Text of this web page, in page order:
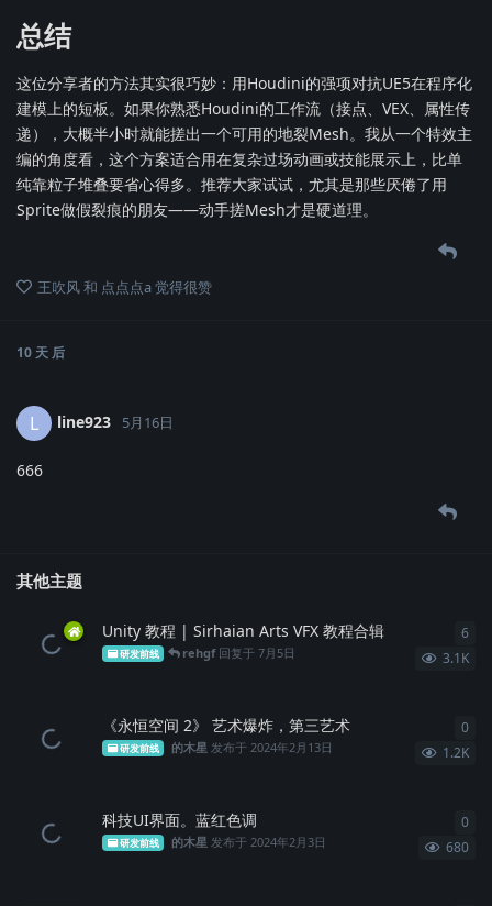
总结
这位分享者的方法其实很巧妙：用Houdini的强项对抗UE5在程序化
建模上的短板。如果你熟悉Houdini的工作流（接点、VEX、属性传
递），大概半小时就能搓出一个可用的地裂Mesh。我从一个特效主
编的角度看，这个方案适合用在复杂过场动画或技能展示上，比单
纯靠粒子堆叠要省心得多。推荐大家试试，尤其是那些厌倦了用
Sprite做假裂痕的朋友——动手搓Mesh才是硬道理。
王吹风和 点点点a觉得很赞
10 天 后
L line923 5月16日
666
其他主题
Unity 教程 | Sirhaian Arts VFX 教程合辑
研发前线 rehgf回复于7月5日 3.1K
6
《永恒空间 2》 艺术爆炸，第三艺术
研发前线 的木星 发布于2024年2月13日 1.2K
0
科技UI界面。蓝红色调
研发前线 的木星 发布于2024年2月3日 680
0